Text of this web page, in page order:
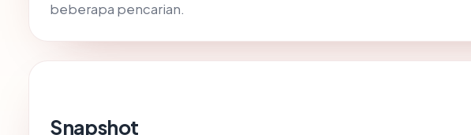
beberapa pencarian.
Snapshot